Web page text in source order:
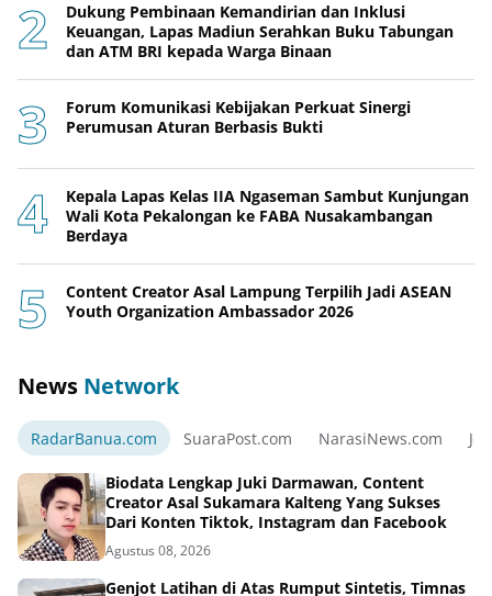
Dukung Pembinaan Kemandirian dan Inklusi
Keuangan, Lapas Madiun Serahkan Buku Tabungan
dan ATM BRI kepada Warga Binaan
Forum Komunikasi Kebijakan Perkuat Sinergi
Perumusan Aturan Berbasis Bukti
Kepala Lapas Kelas IIA Ngaseman Sambut Kunjungan
Wali Kota Pekalongan ke FABA Nusakambangan
Berdaya
Content Creator Asal Lampung Terpilih Jadi ASEAN
Youth Organization Ambassador 2026
News Network
RadarBanua.com SuaraPost.com NarasiNews.com
Biodata Lengkap Juki Darmawan, Content
Creator Asal Sukamara Kalteng Yang Sukses
Dari Konten Tiktok, Instagram dan Facebook
Agustus 08, 2026
Genjot Latihan di Atas Rumput Sintetis, Timnas